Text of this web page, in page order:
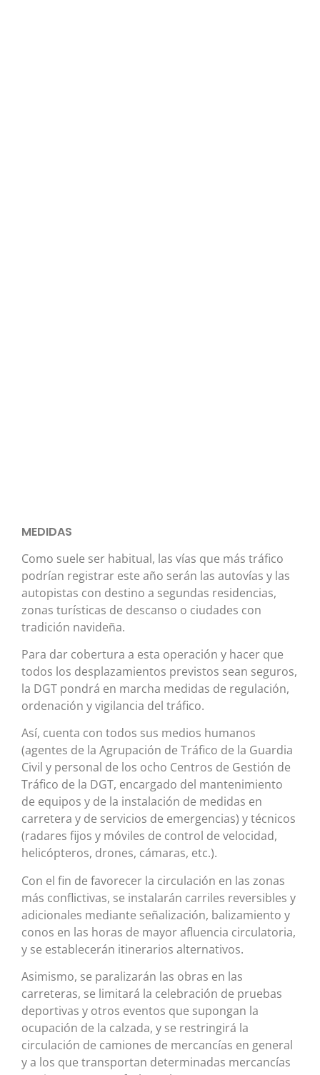
MEDIDAS
Como suele ser habitual, las vías que más tráfico
podrían registrar este año serán las autovías y las
autopistas con destino a segundas residencias,
zonas turísticas de descanso o ciudades con
tradición navideña.
Para dar cobertura a esta operación y hacer que
todos los desplazamientos previstos sean seguros,
la DGT pondrá en marcha medidas de regulación,
ordenación y vigilancia del tráfico.
Así, cuenta con todos sus medios humanos
(agentes de la Agrupación de Tráfico de la Guardia
Civil y personal de los ocho Centros de Gestión de
Tráfico de la DGT, encargado del mantenimiento
de equipos y de la instalación de medidas en
carretera y de servicios de emergencias) y técnicos
(radares fijos y móviles de control de velocidad,
helicópteros, drones, cámaras, etc.).
Con el fin de favorecer la circulación en las zonas
más conflictivas, se instalarán carriles reversibles y
adicionales mediante señalización, balizamiento y
conos en las horas de mayor afluencia circulatoria,
y se establecerán itinerarios alternativos.
Asimismo, se paralizarán las obras en las
carreteras, se limitará la celebración de pruebas
deportivas y otros eventos que supongan la
ocupación de la calzada, y se restringirá la
circulación de camiones de mercancías en general
y a los que transportan determinadas mercancías